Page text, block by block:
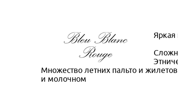
Яркая
Множество летних пальто и
и молочном